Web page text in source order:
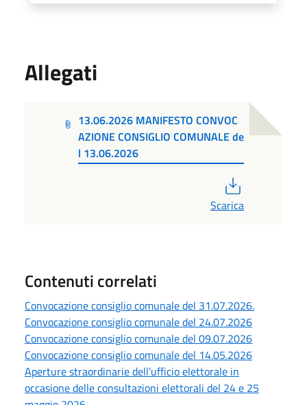
Allegati
13.06.2026 MANIFESTO CONVOC
AZIONE CONSIGLIO COMUNALE de
l 13.06.2026
Scarica
Contenuti correlati
Convocazione consiglio comunale del 31.07.2026.
Convocazione consiglio comunale del 24.07.2026
Convocazione consiglio comunale del 09.07.2026
Convocazione consiglio comunale del 14.05.2026
Aperture straordinarie dell’ufficio elettorale in
occasione delle consultazioni elettorali del 24 e 25